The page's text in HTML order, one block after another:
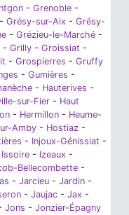
- Grenoble -
- Grésy-sur-Aix - Grésy-
- Grézieu-le-Marché -
- Grilly - Groissiat -
- Grospierres - Gruffy
- Gumières -
- Hauterives -
sur-Fier - Haut
- Hermillon - Heume-
Amby - Hostiaz -
- Injoux-Génissiat -
Issoire - Izeaux -
Bellecombette -
- Jarcieu - Jardin -
- Jaujac - Jax -
Jons - Jonzier-Épagny